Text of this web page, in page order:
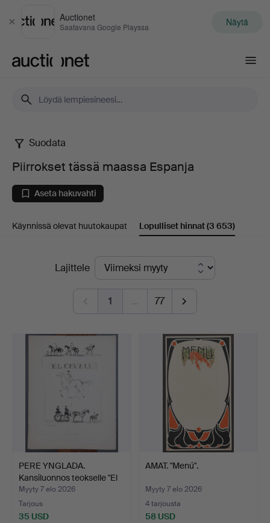
Sulje
Auctionet
Saatavana Google Playssa Näytä
Piirrokset
tässä
maassa
Espanja
Suodata
Piirrokset tässä maassa Espanja
Aseta hakuvahti
Käynnissä olevat huutokaupat Lopulliset hinnat(3 653)
LopullisetLajittele
1 … 77
PERE YNGLADA.
Kansiluonnos teokselle "El
C…
Myyty 7 elo 2026
Tarjous
35 USD
AMAT. "Menú".
Myyty 7 elo 2026
4 tarjousta
58 USD